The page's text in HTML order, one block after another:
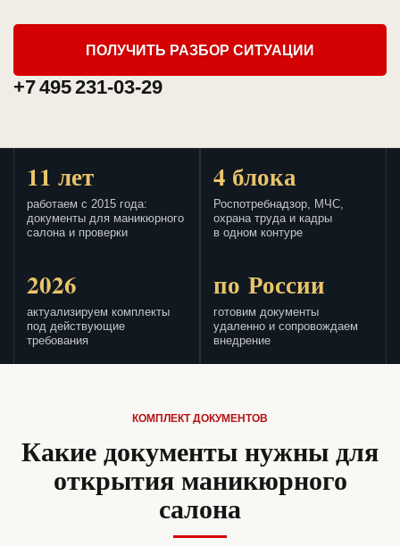
ПОЛУЧИТЬ РАЗБОР СИТУАЦИИ
+7 495 231-03-29
11 лет
работаем с 2015 года:
документы для маникюрного
салона и проверки
4 блока
Роспотребнадзор, МЧС,
охрана труда и кадры
в одном контуре
2026
актуализируем комплекты
под действующие
требования
по России
готовим документы
удаленно и сопровождаем
внедрение
КОМПЛЕКТ ДОКУМЕНТОВ
Какие документы нужны для
открытия маникюрного
салона